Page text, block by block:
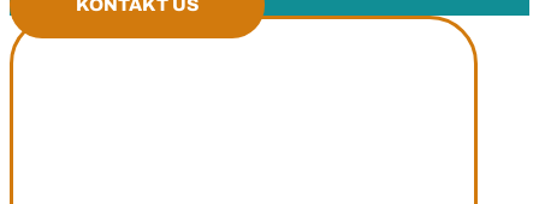
KONTAKT US